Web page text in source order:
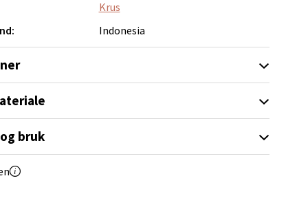
Krus
Indonesia
bruk